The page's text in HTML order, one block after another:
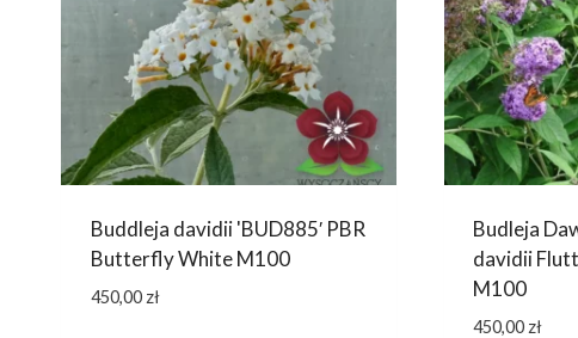
Buddleja davidii 'BUD885′ PBR
Butterfly White M100
450,00 zł
Budleja
davidii
M100
450,00 zł